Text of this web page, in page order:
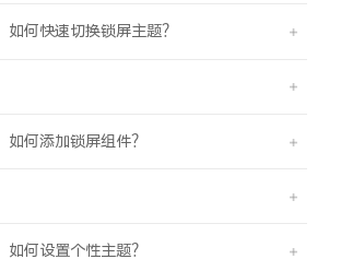
何快速切换锁屏主题？
何添加锁屏组件？
何设置个性主题？